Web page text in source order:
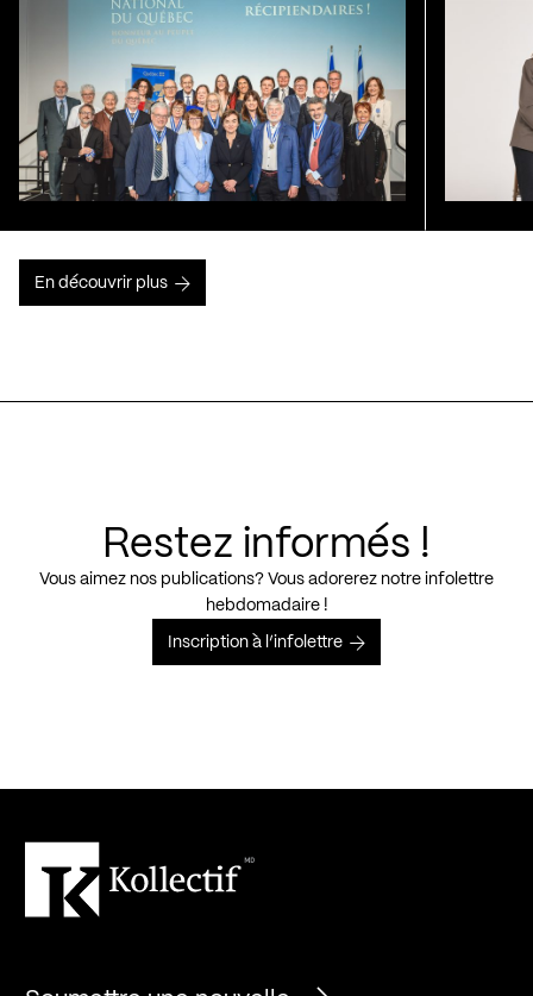
En découvrir plus
Restez informés !
Vous aimez nos publications? Vous adorerez notre infolettre
hebdomadaire !
Inscription à l’infolettre